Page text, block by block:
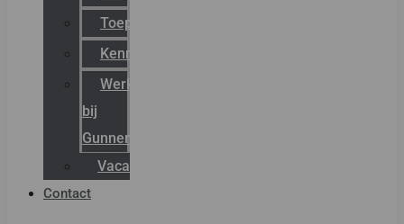
Toepassingen
Kenniscentrum
Werken
bij
Gunneman
Vacatures
Contact